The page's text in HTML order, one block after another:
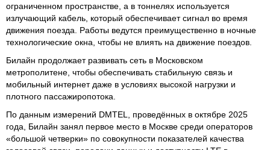
ограниченном пространстве, а в тоннелях используется
излучающий кабель, который обеспечивает сигнал во время
движения поезда. Работы ведутся преимущественно в ночные
технологические окна, чтобы не влиять на движение поездов.
Билайн продолжает развивать сеть в Московском
метрополитене, чтобы обеспечивать стабильную связь и
мобильный интернет даже в условиях высокой нагрузки и
плотного пассажиропотока.
По данным измерений DMTEL, проведённых в октябре 2025
года, Билайн занял первое место в Москве среди операторов
«большой четверки» по совокупности показателей качества